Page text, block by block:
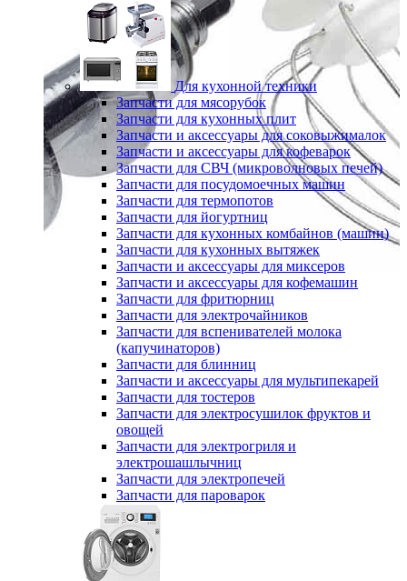
Для кухонной техники
Запчасти для мясорубок
Запчасти для кухонных плит
Запчасти и аксессуары для соковыжималок
Запчасти и аксессуары для кофеварок
Запчасти для СВЧ (микроволновых печей)
Запчасти для посудомоечных машин
Запчасти для термопотов
Запчасти для йогуртниц
Запчасти для кухонных комбайнов (машин)
Запчасти для кухонных вытяжек
Запчасти и аксессуары для миксеров
Запчасти и аксессуары для кофемашин
Запчасти для фритюрниц
Запчасти для электрочайников
Запчасти для вспенивателей молока
(капучинаторов)
Запчасти для блинниц
Запчасти и аксессуары для мультипекарей
Запчасти для тостеров
Запчасти для электросушилок фруктов и
овощей
Запчасти для электрогриля и
электрошашлычниц
Запчасти для электропечей
Запчасти для пароварок